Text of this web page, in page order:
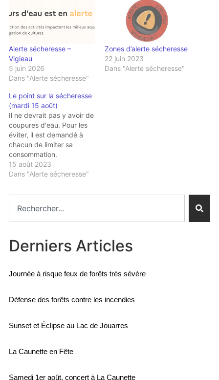
Alerte sécheresse –
Vigieau
5 juin 2026
Dans "Alerte sécheresse"
Zones d’alerte sécheresse
22 juin 2023
Dans "Alerte sécheresse"
Le point sur la sécheresse
(mardi 15 août)
Il ne devrait pas y avoir de
coupures d'eau. Pour les
éviter, il est demandé à
chacun de limiter sa
consommation.
15 août 2023
Dans "Alerte sécheresse"
Derniers Articles
Journée à risque feux de forêts très sévère
Défense des forêts contre les incendies
Sunset et Éclipse au Lac de Jouarres
La Caunette en Fête
Samedi 1er août, concert à La Caunette